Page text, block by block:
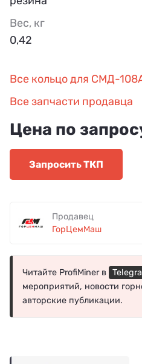
Вес, кг
0,42
Все кольцо для СМД-
Все запчасти продавца
Цена по
Запросить ТКП
Продавец
ГорЦемМаш
Читайте ProfiMiner в
мероприятий, новости
авторские публикации.